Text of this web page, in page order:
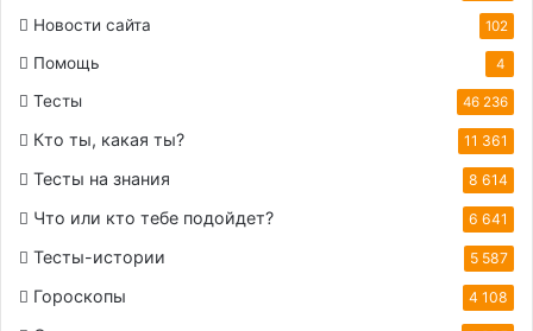
Новости сайта 102
Помощь 4
Тесты 46 236
Кто ты, какая ты? 11 361
Тесты на знания 8 614
Что или кто тебе подойдет? 6 641
Тесты-истории 5 587
Гороскопы 4 108